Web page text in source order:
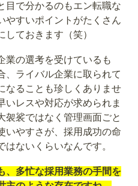
で分かるのもエン転職な
すいポイントがたくさん
ておきます（笑）
業の選考を受けているも
、ライバル企業に取られて
なることも珍しくありませ
いレスや対応が求められま
袈裟ではなく管理画面ごと
いやすさが、採用成功の命
ないくらいなんです。
、多忙な採用業務の手間を